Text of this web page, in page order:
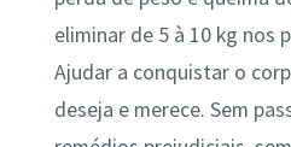
eliminar de 5 à 10 kg nos
Ajudar a conquistar o
deseja e merece. Sem